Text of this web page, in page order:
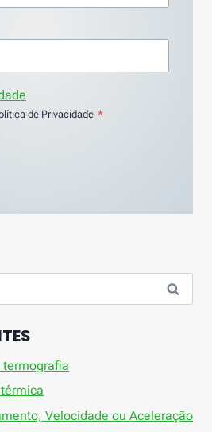
de Privacidade *
termografia
Velocidade ou Aceleração